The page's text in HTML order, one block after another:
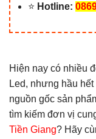
⭐ Hotline:
Hiện nay có nhiều
Led, nhưng hầu
nguồn gốc sản
tìm kiếm đơn vị
Tiền Giang? Hãy